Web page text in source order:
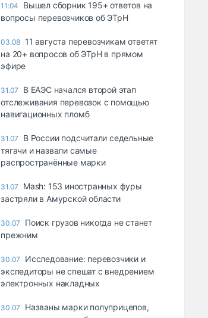
11:04
Вышел сборник 195+ ответов на
вопросы перевозчиков об ЭТрН
03.08 11 августа перевозчикам ответят
на 20+ вопросов об ЭТрН в прямом
эфире
31.07
В ЕАЭС начался второй этап
отслеживания перевозок с помощью
навигационных пломб
31.07
В России подсчитали седельные
тягачи и назвали самые
распространённые марки
31.07
Mash: 153 иностранных фуры
застряли в Амурской области
30.07
Поиск грузов никогда не станет
прежним
30.07
Исследование: перевозчики и
экспедиторы не спешат с внедрением
электронных накладных
30.07
Названы марки полуприцепов,